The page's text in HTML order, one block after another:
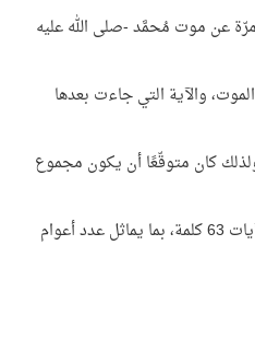
عن موت مُحمَّد -صلى الله عليه
والآية التي جاءت بعدها
كان متوقّعًا أن يكون مجموع
وبالفعل فإن مجموع كلمات هذه الآيات 63 كلمة، بما يماثل عدد أعوام